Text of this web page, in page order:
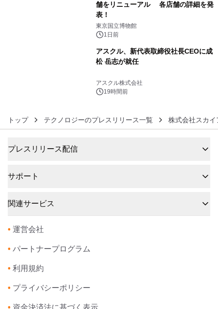
舗をリニューアル 各店舗の詳細を発
表！
東京国立博物館
1日前
アスクル、新代表取締役社長CEOに成
松 岳志が就任
アスクル株式会社
19時間前
トップ テクノロジーのプレスリリース一覧 株式会社スカ
プレスリリース配信
サポート
関連サービス
• 運営会社
• パートナープログラム
• 利用規約
• プライバシーポリシー
• 資金決済法に基づく表示